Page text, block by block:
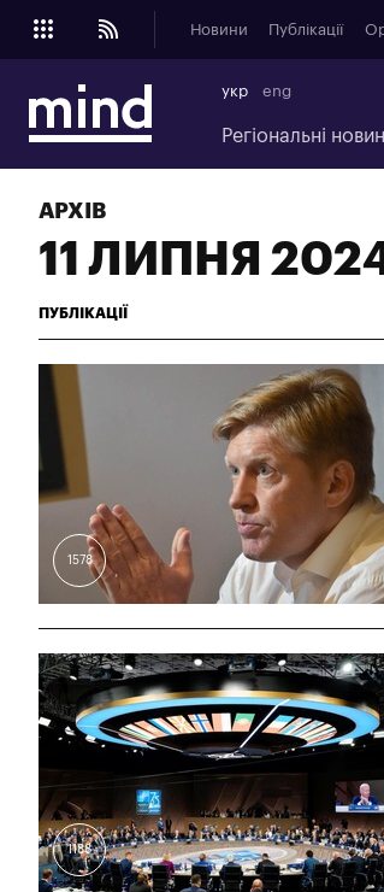
Новини Публікації
укр eng
Регіональні
АРХІВ
11 ЛИПНЯ
ПУБЛІКАЦІЇ
1578
1188